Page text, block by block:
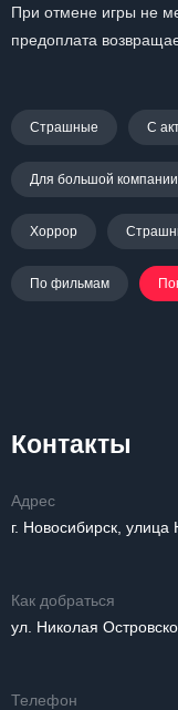
При отмене игры не
предоплата
Страшные С
Для большой компании
Хоррор
По фильмам
Контакты
Адрес
г. Новосибирск,
Как добраться
ул. Николая
Телефон